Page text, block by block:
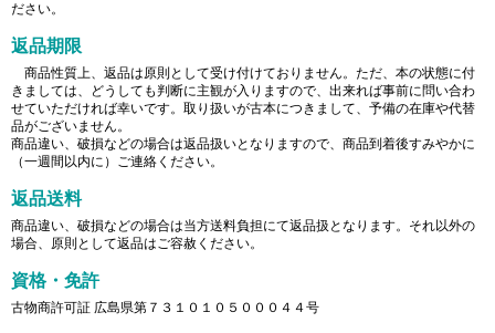
ださい。
返品期限
商品性質上、返品は原則として受け付けておりません。ただ、本の状態に付
きましては、どうしても判断に主観が入りますので、出来れば事前に問い合わ
せていただければ幸いです。取り扱いが古本につきまして、予備の在庫や代替
品がございません。
商品違い、破損などの場合は返品扱いとなりますので、商品到着後すみやかに
（一週間以内に）ご連絡ください。
返品送料
商品違い、破損などの場合は当方送料負担にて返品扱となります。それ以外の
場合、原則として返品はご容赦ください。
資格・免許
古物商許可証 広島県第７３１０１０５０００４４号